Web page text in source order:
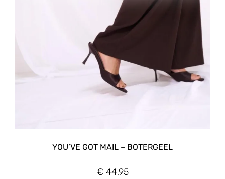
YOU’VE GOT MAIL – BOTERGEEL
€ 44,95